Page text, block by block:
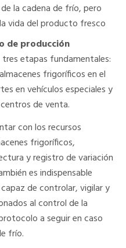
la cadena de frío, pero
vida del producto fresco
de producción
etapas fundamentales:
frigoríficos en el
en vehículos especiales y
de venta.
con los recursos
frigoríficos,
y registro de variación
es indispensable
de controlar, vigilar y
al control de la
a seguir en caso
frío.